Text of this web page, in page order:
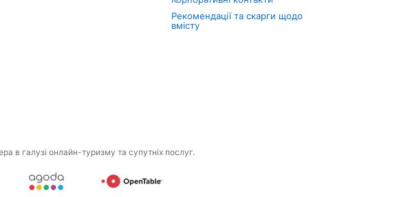
Рекомендації та скарги щодо
вмісту
в галузі онлайн-туризму та супутніх послуг.